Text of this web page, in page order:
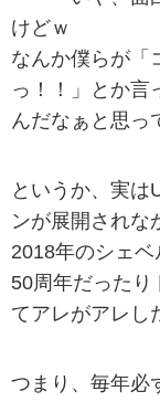
けどｗ
なんか僕らが「
っ！！」とか言
んだなぁと思っ
というか、実は
ンが展開されな
2018年のシェ
50周年だったり
てアレがアレし
つまり、毎年必